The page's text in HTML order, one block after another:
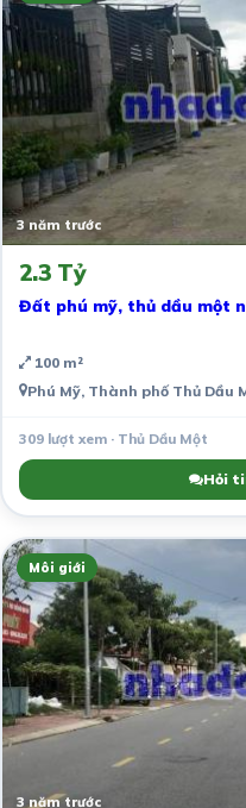
3 năm trước
2.3 Tỷ
Đất phú mỹ, thủ dầu một
100 m²
Phú Mỹ, Thành phố Thủ Dầu
309 lượt xem · Thủ Dầu Một
Hỏi
Môi giới
3 năm trước